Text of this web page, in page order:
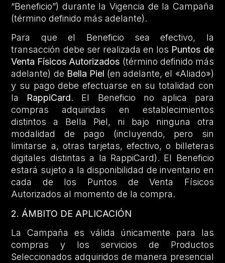
“Beneficio”) durante la Vigencia de la Campaña
(término definido más adelante).
Para que el Beneficio sea efectivo, la
transacción debe ser realizada en los Puntos de
Venta Físicos Autorizados (término definido más
adelante) de Bella Piel (en adelante, el «Aliado»)
y su pago debe efectuarse en su totalidad con
la RappiCard. El Beneficio no aplica para
compras adquiridas en establecimientos
distintos a Bella Piel, ni bajo ninguna otra
modalidad de pago (incluyendo, pero sin
limitarse a, otras tarjetas, efectivo, o billeteras
digitales distintas a la RappiCard). El Beneficio
estará sujeto a la disponibilidad de inventario en
cada de los Puntos de Venta Físicos
Autorizados al momento de la compra.
2. ÁMBITO DE APLICACIÓN
La Campaña es válida únicamente para las
compras y los servicios de Productos
Seleccionados adquiridos de manera presencial